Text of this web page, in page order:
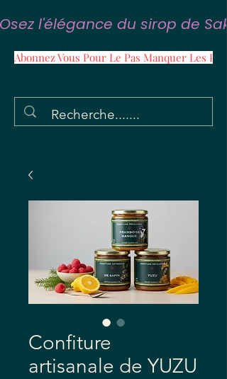
Osez l'élégance du sirop de
Abonnez Vous Pour Le Pas Manquer Les
Confiture
artisanale de YUZU